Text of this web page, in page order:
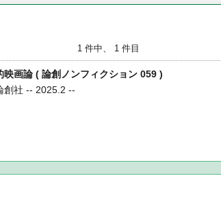
1 件中、 1 件目
画論 ( 論創ノンフィクション 059 )
創社 -- 2025.2 --